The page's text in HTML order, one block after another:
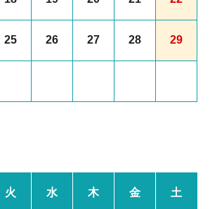
25 26 27 28 29
火 水 木 金 土